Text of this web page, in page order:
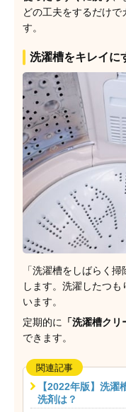
どの工夫をするだけで
す。
洗濯槽をキレイに
「洗濯槽をしばらく
します。洗濯したつ
います。
定期的に
「洗濯槽ク
できます。
関連記事
【2022年版】洗
洗剤は？